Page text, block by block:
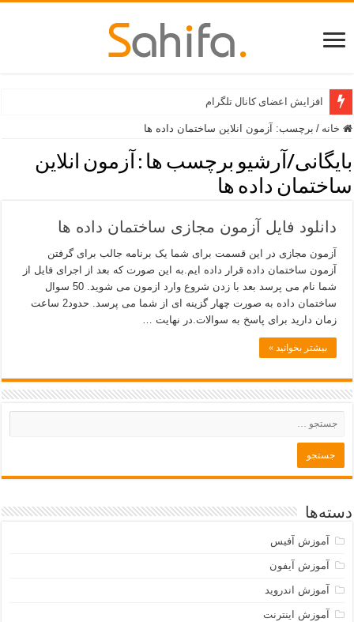
افزایش اعضای کانال تلگرام
خانه / برچسب: آزمون انلاین ساختمان داده ها
بایگانی/آرشیو برچسب ها : آزمون انلاین
ساختمان داده ها
دانلود فایل آزمون مجازی ساختمان داده ها
آزمون مجازی در این قسمت برای شما یک برنامه جالب برای گرفتن
آزمون ساختمان داده قرار داده ایم.به این صورت که بعد از اجرای فایل از
شما نام می پرسد بعد با زدن شروع وارد ازمون می شوید. 50 سوال
ساختمان داده به صورت چهار گزینه ای از شما می پرسد. حدود2 ساعت
زمان دارید برای پاسخ به سوالات.در نهایت …
بیشتر بخوانید »
دسته‌ها
آموزش آفیس
آموزش آیفون
آموزش اندروید
آموزش اینترنت